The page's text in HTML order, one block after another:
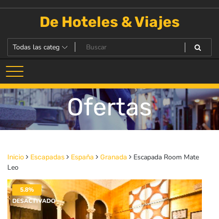
De Hoteles & Viajes
Ofertas
Inicio Escapadas España Granada
Escapada Room Mate
Leo
5.8%
DESACTIVADO